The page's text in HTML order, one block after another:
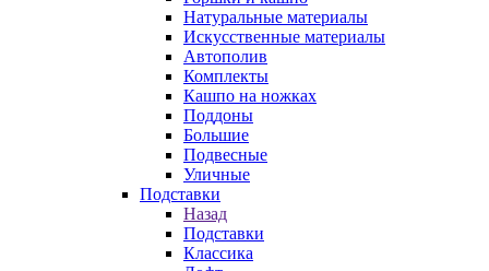
Натуральные материалы
Искусственные материалы
Автополив
Комплекты
Кашпо на ножках
Поддоны
Большие
Подвесные
Уличные
Подставки
Назад
Подставки
Классика